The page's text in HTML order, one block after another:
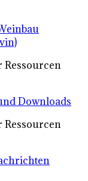
Ressourcen
Downloads
Ressourcen